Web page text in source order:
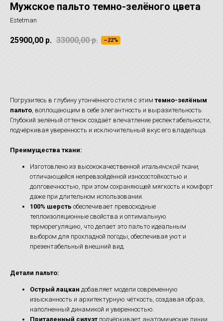
Мужское пальто темно-зелёного цвета
Estetman
25900,00 р. 33000,00 р. –22%
Погрузитесь в глубину утончённого стиля с этимтемно-зелёным
пальто, воплощающим в себе элегантность и выразительность.
Глубокий зелёный оттенок создаёт впечатление респектабельности,
подчёркивая уверенность и исключительный вкус его владельца.
Преимущества ткани:
Изготовлено из высококачественной итальянской ткани,
отличающейся непревзойдённой износостойкостью и
долговечностью, при этом сохраняющей мягкость и комфорт
даже при длительном использовании.
100% шерсть обеспечивает превосходные
теплоизоляционные свойства и оптимальную
терморегуляцию, что делает это пальто идеальным
выбором для прохладной погоды, обеспечивая уют и
презентабельный внешний вид.
Детали пальто:
Острый лацкан добавляет модели современную
изысканность и архитектурную чёткость, создавая образ,
наполненный динамикой и уверенностью.
Приталенный силуэт подчёркивает анатомические линии